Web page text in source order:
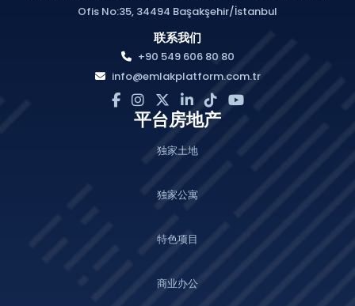
Ofis No:35, 34494 Başakşehir/İstanbul
联系我们
+90 549 606 80 80
info@emlakplatform.com.tr
平台房地产
独家土地
独家公寓
特色项目
商业办公